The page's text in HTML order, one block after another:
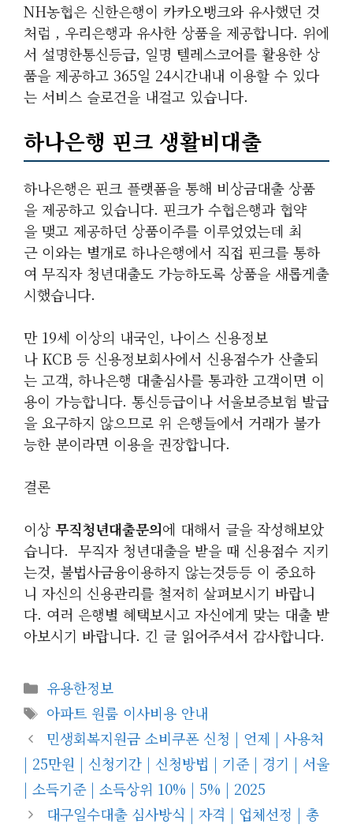
NH농협은 신한은행이 카카오뱅크와 유사했던 것
처럼 , 우리은행과 유사한 상품을 제공합니다. 위에
서 설명한통신등급, 일명 텔레스코어를 활용한 상
품을 제공하고 365일 24시간내내 이용할 수 있다
는 서비스 슬로건을 내걸고 있습니다.
하나은행 핀크 생활비대출
하나은행은 핀크 플랫폼을 통해 비상금대출 상품
을 제공하고 있습니다. 핀크가 수협은행과 협약
을 맺고 제공하던 상품이주를 이루었었는데 최
근 이와는 별개로 하나은행에서 직접 핀크를 통하
여 무직자 청년대출도 가능하도록 상품을 새롭게출
시했습니다.
만 19세 이상의 내국인, 나이스 신용정보
나 KCB 등 신용정보회사에서 신용점수가 산출되
는 고객, 하나은행 대출심사를 통과한 고객이면 이
용이 가능합니다. 통신등급이나 서울보증보험 발급
을 요구하지 않으므로 위 은행들에서 거래가 불가
능한 분이라면 이용을 권장합니다.
결론
이상 무직청년대출문의에 대해서 글을 작성해보았
습니다. 무직자 청년대출을 받을 때 신용점수 지키
는것, 불법사금융이용하지 않는것등등 이 중요하
니 자신의 신용관리를 철저히 살펴보시기 바랍니
다. 여러 은행별 혜택보시고 자신에게 맞는 대출 받
아보시기 바랍니다. 긴 글 읽어주셔서 감사합니다.
카
테
고
리
유용한정보
태
그
아파트 원룸 이사비용 안내
민생회복지원금 소비쿠폰 신청 | 언제 | 사용처
| 25만원 | 신청기간 | 신청방법 | 기준 | 경기 | 서울
| 소득기준 | 소득상위 10% | 5% | 2025
대구일수대출 심사방식 | 자격 | 업체선정 | 총